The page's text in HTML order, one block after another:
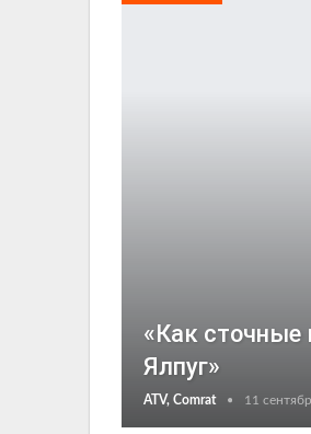
«Как сточные
Ялпуг»
ATV, Comrat 11